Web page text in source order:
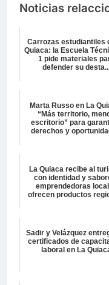
Noticias
Carrozas estudiantiles
Quiaca: la Escuela
1 pide materiales
defender su
Marta Russo en La
“Más territorio,
escritorio” para
derechos y
La Quiaca recibe al
con identidad y
emprendedoras
ofrecen productos
Sadir y Velázquez
certificados de
laboral en La